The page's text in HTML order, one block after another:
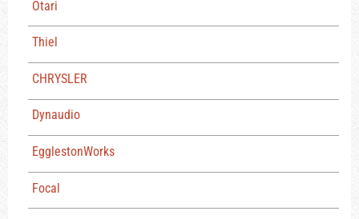
Otari
Thiel
CHRYSLER
Dynaudio
EgglestonWorks
Focal